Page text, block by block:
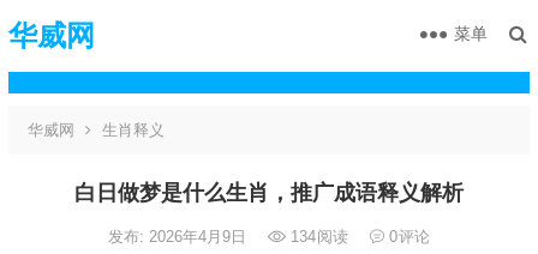
华威网 菜单
华威网 生肖释义
白日做梦是什么生肖，推广成语释义解析
发布: 2026年4月9日 134阅读 0评论